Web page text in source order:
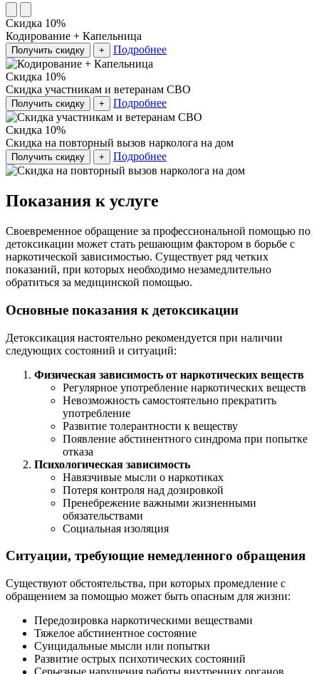
Скидка 10%
Кодирование + Капельница
Получить скидку + Подробнее
Скидка 10%
Скидка участникам и ветеранам СВО
Получить скидку + Подробнее
Скидка 10%
Скидка на повторный вызов нарколога на дом
Получить скидку + Подробнее
Показания к услуге
Своевременное обращение за профессиональной помощью по
детоксикации может стать решающим фактором в борьбе с
наркотической зависимостью. Существует ряд четких
показаний, при которых необходимо незамедлительно
обратиться за медицинской помощью.
Основные показания к детоксикации
Детоксикация настоятельно рекомендуется при наличии
следующих состояний и ситуаций:
Физическая зависимость от наркотических веществ
Регулярное употребление наркотических веществ
Невозможность самостоятельно прекратить
употребление
Развитие толерантности к веществу
Появление абстинентного синдрома при попытке
отказа
Психологическая зависимость
Навязчивые мысли о наркотиках
Потеря контроля над дозировкой
Пренебрежение важными жизненными
обязательствами
Социальная изоляция
Ситуации, требующие немедленного обращения
Существуют обстоятельства, при которых промедление с
обращением за помощью может быть опасным для жизни:
Передозировка наркотическими веществами
Тяжелое абстинентное состояние
Суицидальные мысли или попытки
Развитие острых психотических состояний
Серьезные нарушения работы внутренних органов